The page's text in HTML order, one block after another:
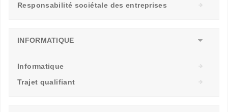
Responsabilité sociétale des entreprises
INFORMATIQUE
Informatique
Trajet qualifiant